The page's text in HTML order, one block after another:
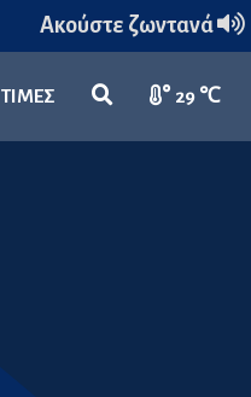
Ακούστε ζωντανά
ΤΙΜΕΣ 29 ℃